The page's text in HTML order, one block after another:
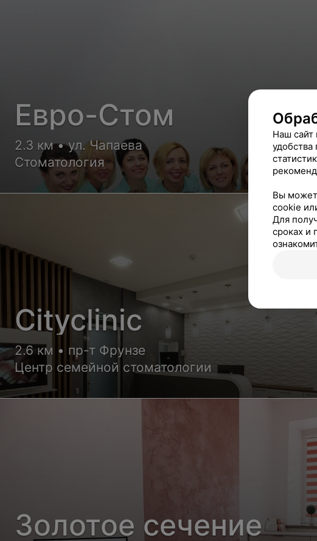
Евро-Стом
2.3 км • ул. Чапаева
Стоматология
Cityclinic
2.6 км • пр-т Фрунзе
Центр семейной стоматологии
Золотое сечение
Наш сайт
удобства
Вы
cookie
Для
сроках и